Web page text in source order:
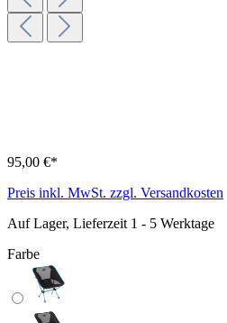
95,00 €*
Preis inkl. MwSt. zzgl. Versandkosten
Auf Lager, Lieferzeit 1 - 5 Werktage
Farbe